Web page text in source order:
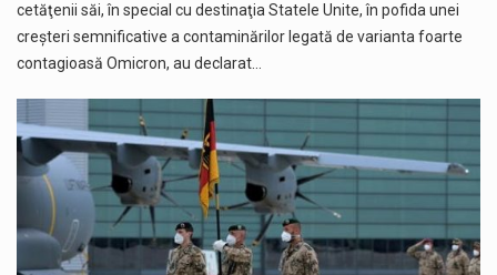
cetăţenii săi, în special cu destinaţia Statele Unite, în pofida unei
creşteri semnificative a contaminărilor legată de varianta foarte
contagioasă Omicron, au declarat…